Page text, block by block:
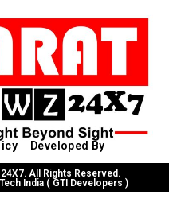
Developed By
All Rights Reserved.
India ( GTI Developers )